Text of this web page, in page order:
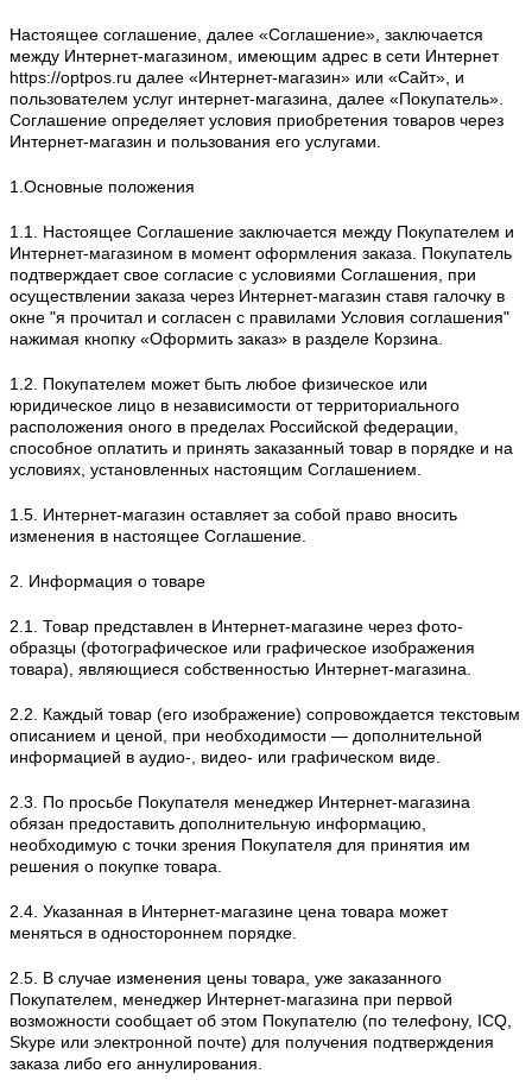
Настоящее соглашение, далее «Соглашение», заключается
между Интернет-магазином, имеющим адрес в сети Интернет
https://optpos.ru далее «Интернет-магазин» или «Сайт», и
пользователем услуг интернет-магазина, далее «Покупатель».
Соглашение определяет условия приобретения товаров через
Интернет-магазин и пользования его услугами.
1.Основные положения
1.1. Настоящее Соглашение заключается между Покупателем и
Интернет-магазином в момент оформления заказа. Покупатель
подтверждает свое согласие с условиями Соглашения, при
осуществлении заказа через Интернет-магазин ставя галочку в
окне "я прочитал и согласен с правилами Условия соглашения"
нажимая кнопку «Оформить заказ» в разделе Корзина.
1.2. Покупателем может быть любое физическое или
юридическое лицо в независимости от территориального
расположения оного в пределах Российской федерации,
способное оплатить и принять заказанный товар в порядке и на
условиях, установленных настоящим Соглашением.
1.5. Интернет-магазин оставляет за собой право вносить
изменения в настоящее Соглашение.
2. Информация о товаре
2.1. Товар представлен в Интернет-магазине через фото-
образцы (фотографическое или графическое изображения
товара), являющиеся собственностью Интернет-магазина.
2.2. Каждый товар (его изображение) сопровождается текстовым
описанием и ценой, при необходимости — дополнительной
информацией в аудио-, видео- или графическом виде.
2.3. По просьбе Покупателя менеджер Интернет-магазина
обязан предоставить дополнительную информацию,
необходимую с точки зрения Покупателя для принятия им
решения о покупке товара.
2.4. Указанная в Интернет-магазине цена товара может
меняться в одностороннем порядке.
2.5. В случае изменения цены товара, уже заказанного
Покупателем, менеджер Интернет-магазина при первой
возможности сообщает об этом Покупателю (по телефону, ICQ,
Skype или электронной почте) для получения подтверждения
заказа либо его аннулирования.